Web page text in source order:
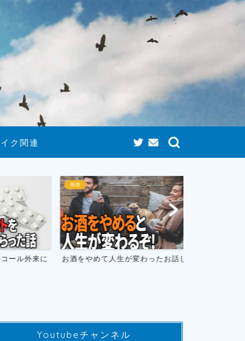
ク関連
ール外来に
断酒
お酒をやめて人生が変わったお話し
Youtubeチャンネル